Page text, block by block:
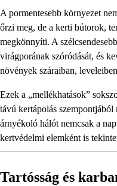
A pormentesebb környezet
őrzi meg, de a kerti bútorok,
megkönnyíti. A
virágporának szóródását, és
növények száraiban,
Ezek a „mellékhatások”
távú kertápolás szempontjából
árnyékoló hálót nemcsak a
kertvédelmi elemként is
Tartósság és